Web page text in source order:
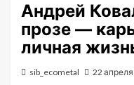
Андрей
прозе —
личная
sib_ecometal 22